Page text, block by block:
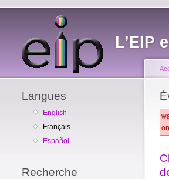
L’EIP
Langues
English
Français
Español
Recherche